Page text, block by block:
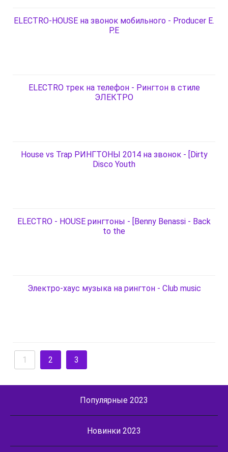
ELECTRO-HOUSE на звонок мобильного - Producer E.
P.E
ELECTRO трек на телефон - Рингтон в стиле
ЭЛЕКТРО
House vs Trap РИНГТОНЫ 2014 на звонок - [Dirty
Disco Youth
ELECTRO - HOUSE рингтоны - [Benny Benassi - Back
to the
Электро-хаус музыка на рингтон - Club music
1 2 3
Популярные 2023
Новинки 2023